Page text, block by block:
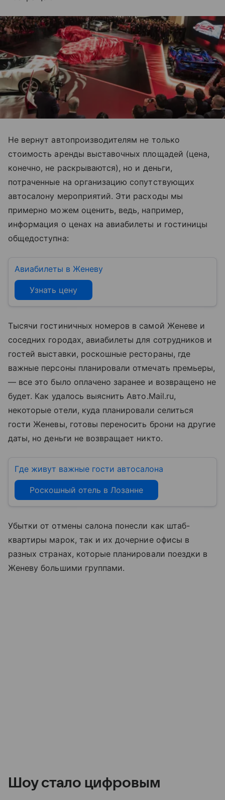
Не вернут автопроизводителям не только
стоимость аренды выставочных площадей (цена,
конечно, не раскрываются), но и деньги,
потраченные на организацию сопутствующих
автосалону мероприятий. Эти расходы мы
примерно можем оценить, ведь, например,
информация о ценах на авиабилеты и гостиницы
общедоступна:
Авиабилеты в Женеву
Узнать цену
Тысячи гостиничных номеров в самой Женеве и
соседних городах, авиабилеты для сотрудников и
гостей выставки, роскошные рестораны, где
важные персоны планировали отмечать премьеры,
— все это было оплачено заранее и возвращено не
будет. Как удалось выяснить Авто.Mail.ru,
некоторые отели, куда планировали селиться
гости Женевы, готовы переносить брони на другие
даты, но деньги не возвращает никто.
Где живут важные гости автосалона
Роскошный отель в Лозанне
Убытки от отмены салона понесли как штаб-
квартиры марок, так и их дочерние офисы в
разных странах, которые планировали поездки в
Женеву большими группами.
Шоу стало цифровым